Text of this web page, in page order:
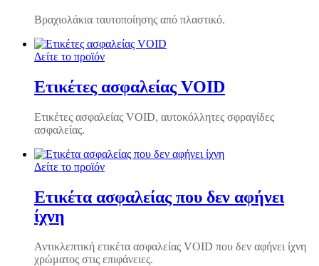
Βραχιολάκια ταυτοποίησης από πλαστικό.
Δείτε το προϊόν
Ετικέτες ασφαλείας VOID
Ετικέτες ασφαλείας VOID, αυτοκόλλητες σφραγίδες
ασφαλείας.
Δείτε το προϊόν
Ετικέτα ασφαλείας που δεν αφήνει
ίχνη
Αντικλεπτική ετικέτα ασφαλείας VOID που δεν αφήνει ίχνη
χρώματος στις επιφάνειες.